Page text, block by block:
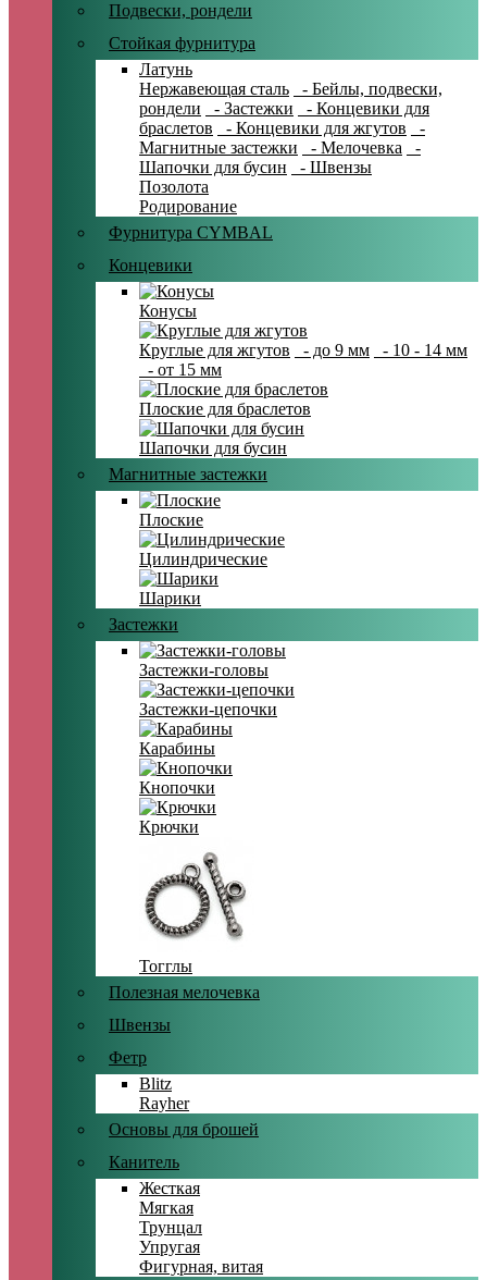
Подвески, рондели
Стойкая фурнитура
Латунь
Нержавеющая сталь
- Бейлы, подвески,
рондели
- Застежки
- Концевики для
браслетов
- Концевики для жгутов
-
Магнитные застежки
- Мелочевка
-
Шапочки для бусин
- Швензы
Позолота
Родирование
Фурнитура CYMBAL
Концевики
Конусы
Круглые для жгутов - до 9 мм
- 10 - 14 мм
- от 15 мм
Плоские для браслетов
Шапочки для бусин
Магнитные застежки
Плоские
Цилиндрические
Шарики
Застежки
Застежки-головы
Застежки-цепочки
Карабины
Кнопочки
Крючки
Тогглы
Полезная мелочевка
Швензы
Фетр
Blitz
Rayher
Основы для брошей
Канитель
Жесткая
Мягкая
Трунцал
Упругая
Фигурная, витая